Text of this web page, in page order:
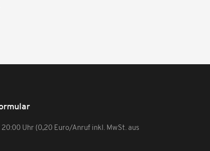
Uhr (0,20 Euro/Anruf inkl. MwSt. aus